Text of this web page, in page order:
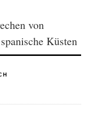
von
Küsten